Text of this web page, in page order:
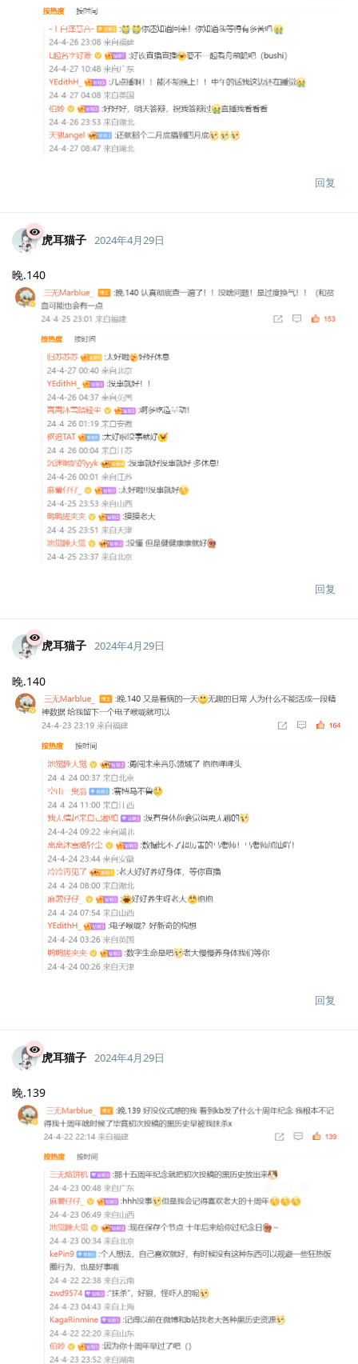
回复
虎耳猫子 2024年4月29日
晚.140
回复
虎耳猫子 2024年4月29日
晚.140
回复
虎耳猫子 2024年4月29日
晚.139